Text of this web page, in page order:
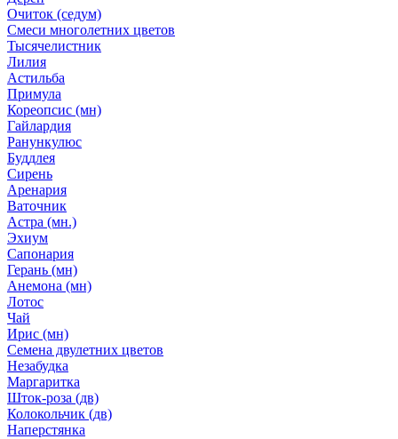
Очиток (седум)
Смеси многолетних цветов
Тысячелистник
Лилия
Астильба
Примула
Кореопсис (мн)
Гайлардия
Ранункулюс
Буддлея
Сирень
Аренария
Ваточник
Астра (мн.)
Эхиум
Сапонария
Герань (мн)
Анемона (мн)
Лотос
Чай
Ирис (мн)
Семена двулетних цветов
Незабудка
Маргаритка
Шток-роза (дв)
Колокольчик (дв)
Наперстянка